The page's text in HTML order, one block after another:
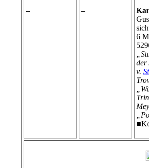
– –
6
der
v.